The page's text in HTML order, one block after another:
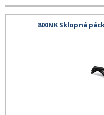
800NK Sklopná